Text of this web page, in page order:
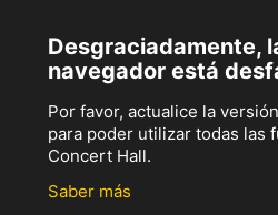
Desgraciadamente,
navegador está
Por favor, actualice la
para poder utilizar todas las
Concert Hall.
Saber más